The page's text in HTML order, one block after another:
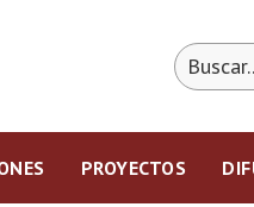
PROYECTOS